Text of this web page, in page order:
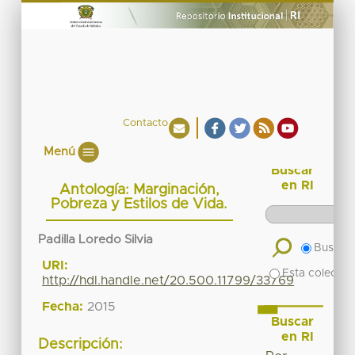
Contacto
Menú
Antología: Marginación,
Pobreza y Estilos de Vida.
Padilla Loredo Silvia
URI:
http://hdl.handle.net/20.500.11799/33769
Fecha: 2015
Descripción:
Buscar
en RI
Buscar
Esta
Buscar
en RI